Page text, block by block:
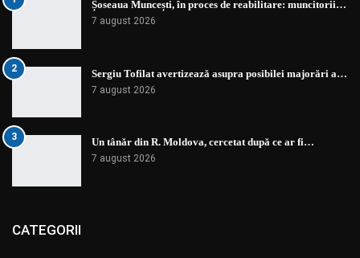
Șoseaua Muncești, în proces de reabilitare: muncitorii…
7 august 2026
2 Sergiu Tofilat avertizează asupra posibilei majorări a…
7 august 2026
3 Un tânăr din R. Moldova, cercetat după ce ar fi…
7 august 2026
CATEGORII